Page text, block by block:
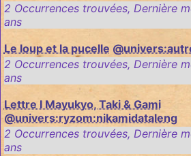
2 Occurrences trouvées, Dernière
ans
Le loup et la pucelle
2 Occurrences trouvées, Dernière
ans
Lettre I Mayukyo, Taki & Gami
@univers:ryzom:nikamidataleng
2 Occurrences trouvées, Dernière
ans